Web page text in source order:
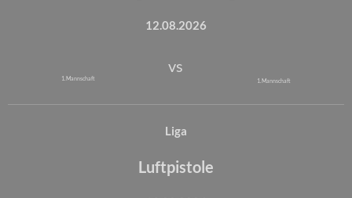
12.08.2026
1. Mannschaft
vs
1. Mannschaft
Liga
Luftpistole